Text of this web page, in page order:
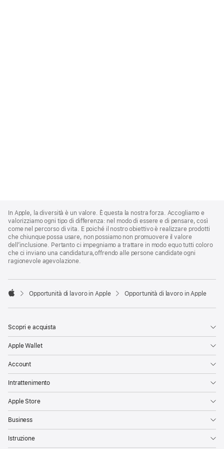
Footer
In Apple, la diversità è un valore. È questa la nostra forza. Accogliamo e
valorizziamo ogni tipo di differenza: nel modo di essere e di pensare, così
come nel percorso di vita. E poiché il nostro obiettivo è realizzare prodotti
che chiunque possa usare, non possiamo non promuovere il valore
dell’inclusione. Pertanto ci impegniamo a trattare in modo equo tutti coloro
che ci inviano una candidatura,offrendo alle persone candidate ogni
ragionevole agevolazione.

Opportunità di lavoro in Apple Opportunità di lavoro in Apple
Scopri e acquista
Apple Wallet
Account
Intrattenimento
Apple Store
Business
Istruzione